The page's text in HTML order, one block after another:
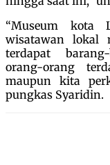
“Museum kota
wisatawan lokal
terdapat
orang-orang
maupun kita
pungkas Syaridin.